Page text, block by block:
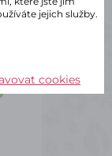
25
jejich služby.
cookies